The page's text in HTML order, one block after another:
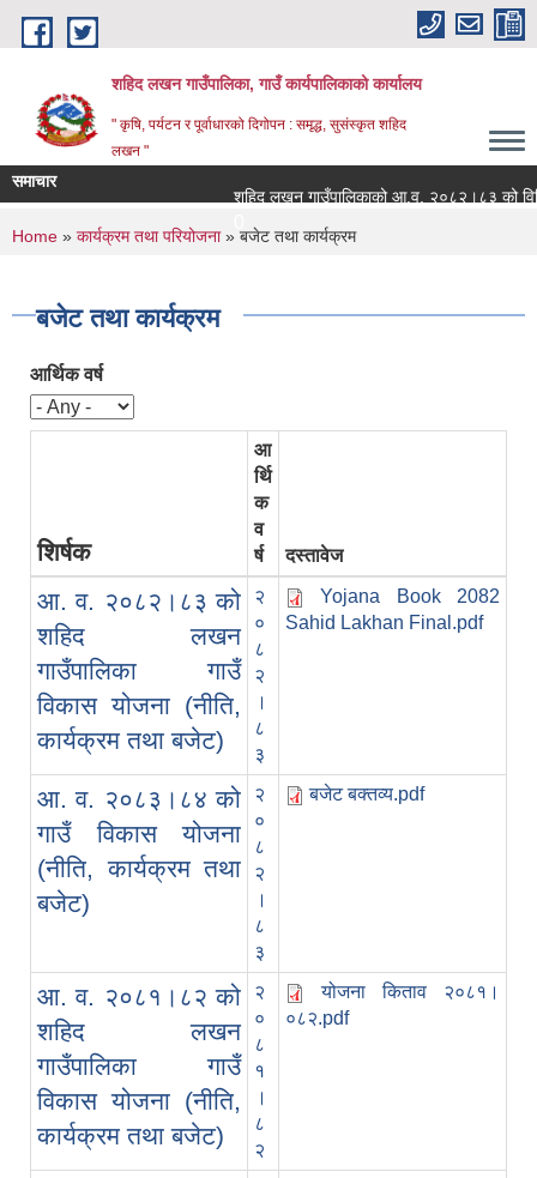
Skip to main content
शहिद लखन गाउँपालिका, गाउँ कार्यपालिकाको कार्यालय
" कृषि, पर्यटन र पूर्वाधारको दिगोपन : समृद्ध, सुसंस्कृत शहिद
लखन "
समाचार
शहिद लखन गाउँपालिकाको आ.व. २०८२।८३ को वित्तिय
You are here
Home » कार्यक्रम तथा परियोजना» बजेट तथा कार्यक्रम
बजेट तथा कार्यक्रम
आर्थिक वर्ष
शिर्षक
आ
र्थि
क
व
र्ष
दस्तावेज
आ. व. २०८२।८३ को
शहिद लखन
गाउँपालिका गाउँ
विकास योजना (नीति,
कार्यक्रम तथा बजेट)
२
०
८
२
।
८
३
Yojana Book 2082
Sahid Lakhan Final.pdf
आ. व. २०८३।८४ को
गाउँ विकास योजना
(नीति, कार्यक्रम तथा
बजेट)
२
०
८
२
।
८
३
बजेट बक्तव्य.pdf
आ. व. २०८१।८२ को
शहिद लखन
गाउँपालिका गाउँ
विकास योजना (नीति,
कार्यक्रम तथा बजेट)
२
०
८
१
।
८
२
योजना किताव २०८१।
०८२.pdf